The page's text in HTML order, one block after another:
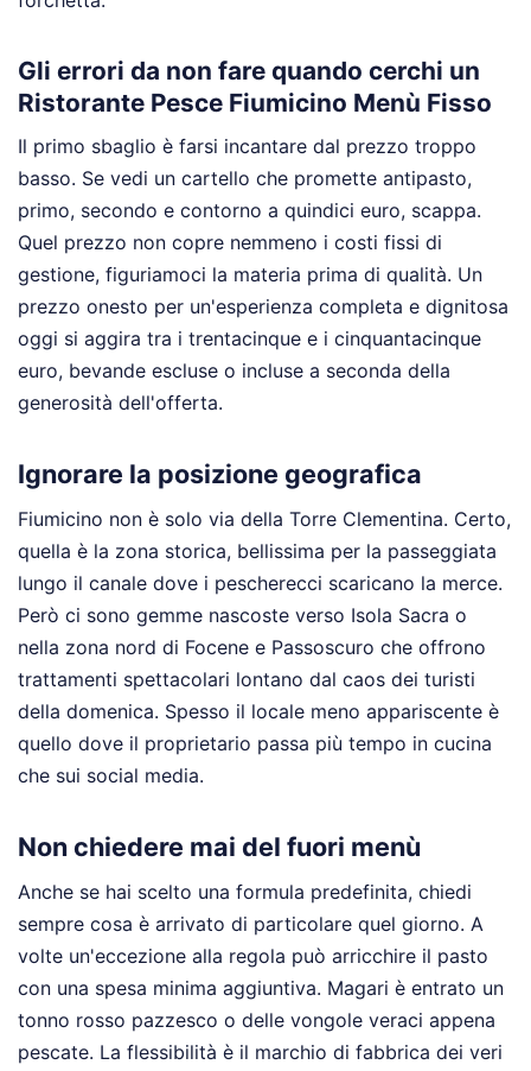
Gli errori da non fare quando cerchi un
Ristorante Pesce Fiumicino Menù Fisso
Il primo sbaglio è farsi incantare dal prezzo troppo
basso. Se vedi un cartello che promette antipasto,
primo, secondo e contorno a quindici euro, scappa.
Quel prezzo non copre nemmeno i costi fissi di
gestione, figuriamoci la materia prima di qualità. Un
prezzo onesto per un'esperienza completa e dignitosa
oggi si aggira tra i trentacinque e i cinquantacinque
euro, bevande escluse o incluse a seconda della
generosità dell'offerta.
Ignorare la posizione geografica
Fiumicino non è solo via della Torre Clementina. Certo,
quella è la zona storica, bellissima per la passeggiata
lungo il canale dove i pescherecci scaricano la merce.
Però ci sono gemme nascoste verso Isola Sacra o
nella zona nord di Focene e Passoscuro che offrono
trattamenti spettacolari lontano dal caos dei turisti
della domenica. Spesso il locale meno appariscente è
quello dove il proprietario passa più tempo in cucina
che sui social media.
Non chiedere mai del fuori menù
Anche se hai scelto una formula predefinita, chiedi
sempre cosa è arrivato di particolare quel giorno. A
volte un'eccezione alla regola può arricchire il pasto
con una spesa minima aggiuntiva. Magari è entrato un
tonno rosso pazzesco o delle vongole veraci appena
pescate. La flessibilità è il marchio di fabbrica dei veri